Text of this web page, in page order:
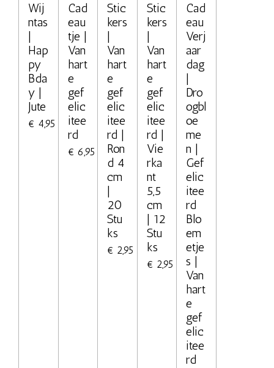
Wij
ntas
Hap
py
Bda
y |
Jute
€ 4,95
Cad
eau
tje |
Van
hart
e
gef
elic
itee
rd
€ 6,95
Stic
kers
Van
hart
e
gef
elic
itee
rd |
Ron
d 4
cm
20
Stu
ks
€ 2,95
Stic
kers
Van
hart
e
gef
elic
itee
rd |
Vie
rka
nt
5,5
cm
| 12
Stu
ks
€ 2,95
Cad
eau
Verj
aar
dag
Dro
ogbl
oe
me
n |
Gef
elic
itee
rd
Blo
em
etje
s |
Van
hart
e
gef
elic
itee
rd